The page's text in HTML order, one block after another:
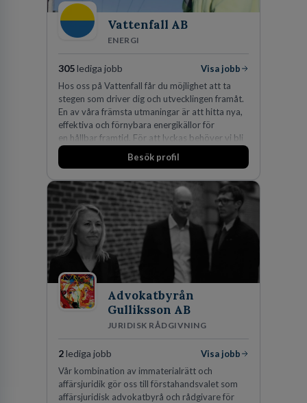
Vattenfall AB
ENERGI
305lediga jobb
Visa jobb
Hos oss på Vattenfall får du möjlighet att ta
stegen som driver dig och utvecklingen framåt.
En av våra främsta utmaningar är att hitta nya,
effektiva och förnybara energikällor för
en hållbar framtid. För att lyckas behöver vi bli
fler medarbetare som vill göra skillnad.
Besök profil
Advokatbyrån
Gulliksson AB
JURIDISK RÅDGIVNING
2lediga jobb
Visa jobb
Vår kombination av immaterialrätt och
affärsjuridik gör oss till förstahandsvalet som
affärsjuridisk advokatbyrå och rådgivare för